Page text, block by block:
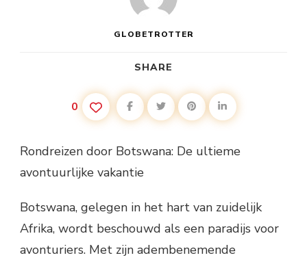
GLOBETROTTER
SHARE
0
Rondreizen door Botswana: De ultieme
avontuurlijke vakantie
Botswana, gelegen in het hart van zuidelijk
Afrika, wordt beschouwd als een paradijs voor
avonturiers. Met zijn adembenemende